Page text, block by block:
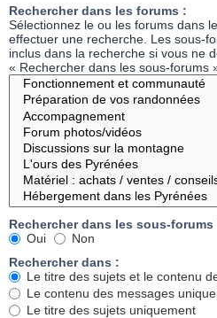
Rechercher dans les forums :
Sélectionnez le ou les forums dans
effectuer une recherche. Les sous-
inclus dans la recherche si vous ne
« Rechercher dans les sous-forums
Rechercher dans les sous-forums
Oui
Non
Rechercher dans :
Le titre des sujets et le contenu
Le contenu des messages
Le titre des sujets uniquement